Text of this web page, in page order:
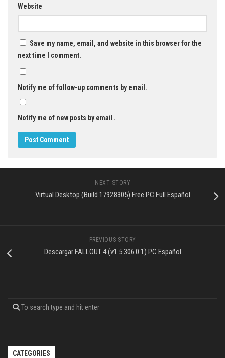
Website
Save my name, email, and website in this browser for the
next time I comment.
Notify me of follow-up comments by email.
Notify me of new posts by email.
NEXT STORY
Virtual Desktop (Build 17928305) Free PC Full Español
PREVIOUS STORY
Descargar FALLOUT 4 (v1.5.306.0.1) PC Español
CATEGORIES